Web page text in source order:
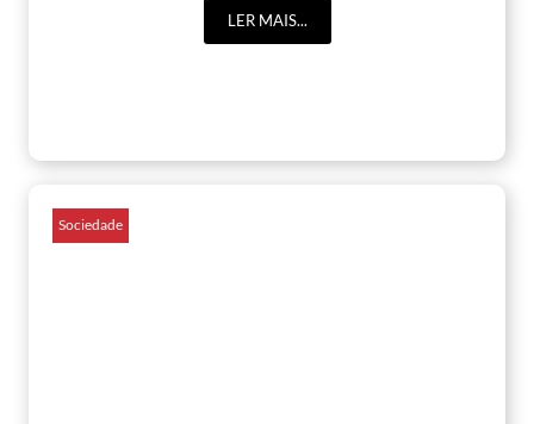
LER MAIS...
Sociedade